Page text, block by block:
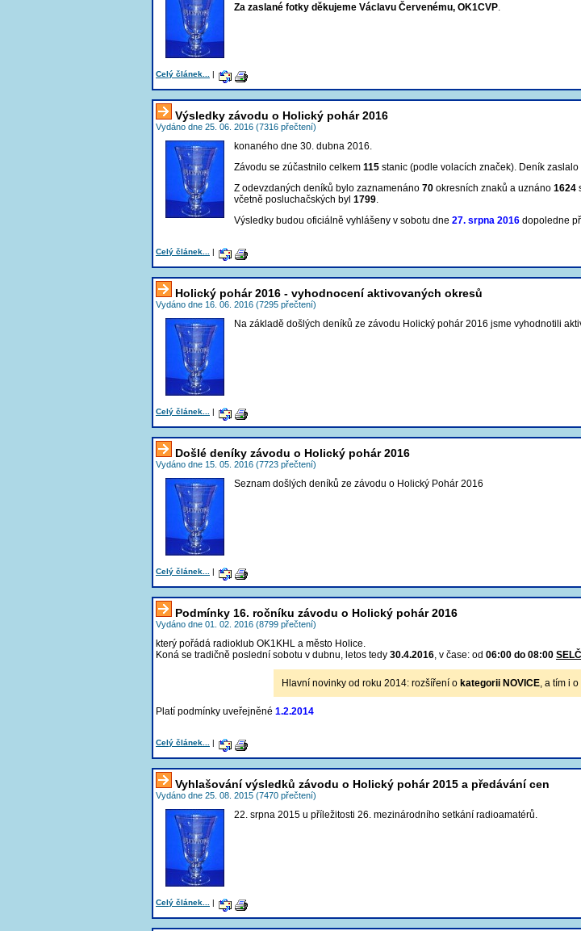
Za zaslané fotky děkujeme Václavu Červenému, OK1CVP.
Celý článek... |
Výsledky závodu o Holický pohár 2016
Vydáno dne 25. 06. 2016 (7316 přečtení)
konaného dne 30. dubna 2016.
Závodu se zúčastnilo celkem 115 stanic (podle volacích značek). Deník zaslalo
Z odevzdaných deníků bylo zaznamenáno 70 okresních znaků a uznáno 1624
včetně posluchačských byl 1799.
Výsledky budou oficiálně vyhlášeny v sobotu dne 27. srpna 2016 dopoledne
Celý článek... |
Holický pohár 2016 - vyhodnocení aktivovaných okresů
Vydáno dne 16. 06. 2016 (7295 přečtení)
Na základě došlých deníků ze závodu Holický pohár 2016 jsme vyhodnotili
Celý článek... |
Došlé deníky závodu o Holický pohár 2016
Vydáno dne 15. 05. 2016 (7723 přečtení)
Seznam došlých deníků ze závodu o Holický Pohár 2016
Celý článek... |
Podmínky 16. ročníku závodu o Holický pohár 2016
Vydáno dne 01. 02. 2016 (8799 přečtení)
který pořádá radioklub OK1KHL a město Holice.
Koná se tradičně poslední sobotu v dubnu, letos tedy 30.4.2016, v čase: od 06:00 do 08:00 SELČ
Hlavní novinky od roku 2014: rozšíření o kategorii NOVICE, a tím i
Platí podmínky uveřejněné 1.2.2014
Celý článek... |
Vyhlašování výsledků závodu o Holický pohár 2015 a předávání cen
Vydáno dne 25. 08. 2015 (7470 přečtení)
22. srpna 2015 u příležitosti 26. mezinárodního setkání radioamatérů.
Celý článek... |